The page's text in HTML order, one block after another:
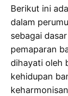
Berikut ini
dalam
sebagai
pemaparan
dihayati oleh
kehidupan